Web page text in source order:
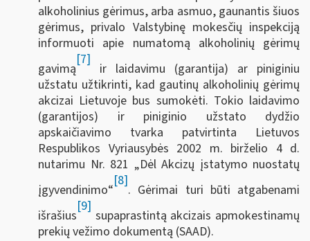
alkoholinius gėrimus, arba asmuo, gaunantis šiuos
gėrimus, privalo Valstybinę mokesčių inspekciją
informuoti apie numatomą alkoholinių gėrimų
gavimą
[7]
ir laidavimu (garantija) ar piniginiu
užstatu užtikrinti, kad gautinų alkoholinių gėrimų
akcizai Lietuvoje bus sumokėti. Tokio laidavimo
(garantijos) ir piniginio užstato dydžio
apskaičiavimo tvarka patvirtinta Lietuvos
Respublikos Vyriausybės 2002 m. birželio 4 d.
nutarimu Nr. 821 „Dėl Akcizų įstatymo nuostatų
įgyvendinimo“
[8]
. Gėrimai turi būti atgabenami
išrašius
[9]
supaprastintą akcizais apmokestinamų
prekių vežimo dokumentą (SAAD).